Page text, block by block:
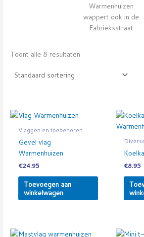
Warmenhuizen
wappert ook in de
Fabrieksstraat
Toont alle 8 resultaten
Vlaggen en toebehoren
Gevel vlag
Warmenhuizen
€24.95
Toevoegen aan
winkelwagen
€8.95